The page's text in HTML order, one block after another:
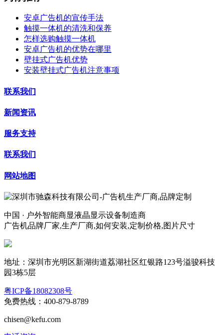
安卓广告机的宣传手法
触摸一体机的清洗和保养
怎样选购触摸一体机
安卓广告机的优势在哪里
壁挂式广告机优势
安装壁挂式广告机注意事项
联系我们
新闻资讯
服务支持
联系我们
网站地图
中国 · 户外智能商显液晶显示设备制造商
广告机品牌厂家,生产厂商,如何安装,定制价格,图片尺寸
地址：深圳市光明区新湖街道荔湖社区红银路123号溢骏科技
园3栋5层
粤ICP备18082308号
免费热线：400-879-8789
chisen@kefu.com